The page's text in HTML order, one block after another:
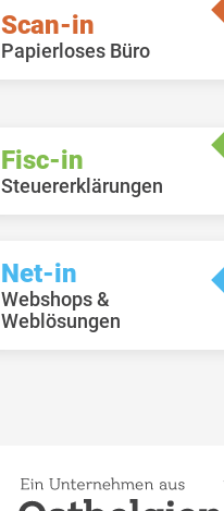
Scan-in
Papierloses Büro
Fisc-in
Steuererklärungen
Net-in
Webshops &
Weblösungen